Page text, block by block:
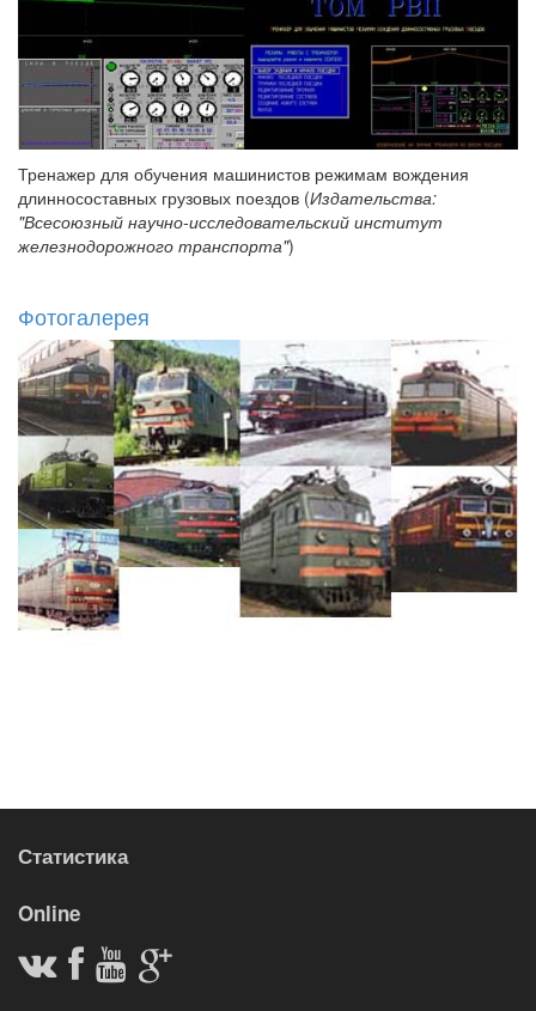
Тренажер для обучения машинистов режимам вождения
длинносоставных грузовых поездов (Издательства:
"Всесоюзный научно-исследовательский институт
железнодорожного транспорта")
Фотогалерея
Статистика
Online